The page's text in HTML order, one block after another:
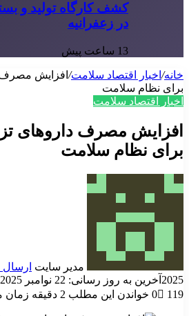
کشف کارگاه تولید و
در زعفرانیه
13 ساعت پیش
خانه/ اخبار اقتصاد سلامت/ افزایش مصرف
برای نظام سلامت
اخبار اقتصاد سلامت
افزایش مصرف داروهای
برای نظام سلامت
مدیر سایت ارسال
2025 آخرین به روز رسانی: 22 نوامبر 2025
0
119 خواندن این مطلب 2 دقیقه زمان میبرد